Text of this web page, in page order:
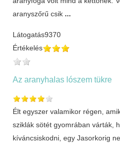
aranyszőrű csik ...
Látogatás9370
Értékelés
Az aranyhalas lószem tükre
Élt egyszer valamikor régen,
sziklák sötét gyomrában várták,
kíváncsiskodni, egy Jasorkorig